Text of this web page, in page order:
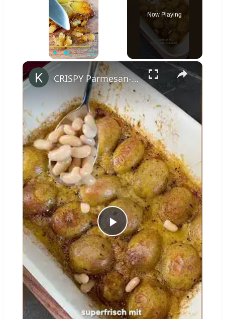
Fullscreen
Now Playing
×
Play
Video
CRISPY Parmesan-Kartoffeln 🤩 #shorts